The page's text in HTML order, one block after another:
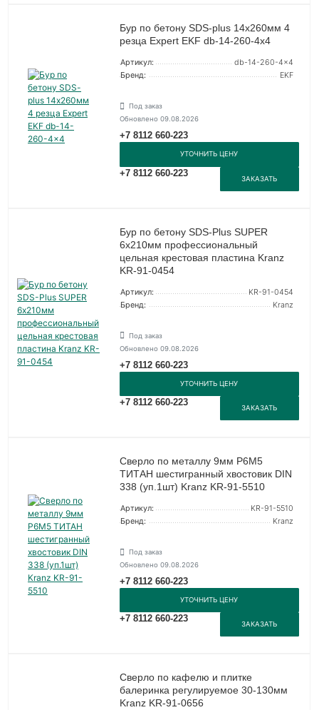
Бур по бетону SDS-plus 14х260мм 4
резца Expert EKF db-14-260-4x4
Артикул:
db-14-260-4x4
Бренд:
EKF
Под заказ
Обновлено 09.08.2026
+7 8112 660-223
УТОЧНИТЬ ЦЕНУ
+7 8112 660-223
ЗАКАЗАТЬ
Бур по бетону SDS-Plus SUPER
6х210мм профессиональный
цельная крестовая пластина Kranz
KR-91-0454
Артикул:
KR-91-0454
Бренд:
Kranz
Под заказ
Обновлено 09.08.2026
+7 8112 660-223
УТОЧНИТЬ ЦЕНУ
+7 8112 660-223
ЗАКАЗАТЬ
Сверло по металлу 9мм Р6М5
ТИТАН шестигранный хвостовик DIN
338 (уп.1шт) Kranz KR-91-5510
Артикул:
KR-91-5510
Бренд:
Kranz
Под заказ
Обновлено 09.08.2026
+7 8112 660-223
УТОЧНИТЬ ЦЕНУ
+7 8112 660-223
ЗАКАЗАТЬ
Сверло по кафелю и плитке
балеринка регулируемое 30-130мм
Kranz KR-91-0656